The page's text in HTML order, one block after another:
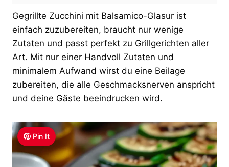
Gegrillte Zucchini mit Balsamico-Glasur ist
einfach zuzubereiten, braucht nur wenige
Zutaten und passt perfekt zu Grillgerichten aller
Art. Mit nur einer Handvoll Zutaten und
minimalem Aufwand wirst du eine Beilage
zubereiten, die alle Geschmacksnerven anspricht
und deine Gäste beeindrucken wird.
Pin It